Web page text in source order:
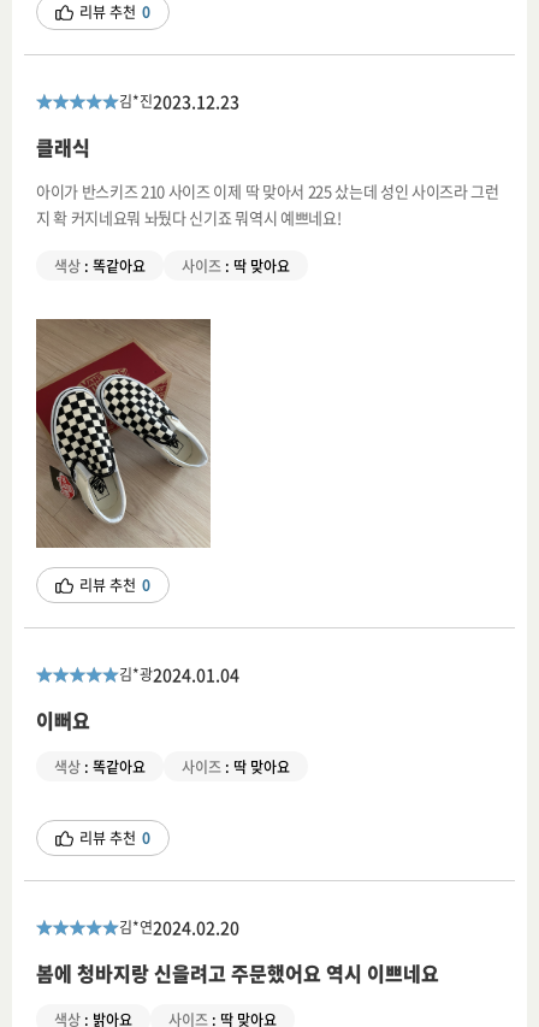
리뷰 추천 0
김*진2023.12.23
클래식
아이가 반스키즈 210 사이즈 이제 딱 맞아서 225 샀는데 성인 사이즈라 그런
지 확 커지네요뭐 놔뒀다 신기죠 뭐역시 예쁘네요!
색상 : 똑같아요 사이즈 : 딱 맞아요
리뷰 추천 0
김*광2024.01.04
이뻐요
색상 : 똑같아요 사이즈 : 딱 맞아요
리뷰 추천 0
김*연2024.02.20
봄에 청바지랑 신을려고 주문했어요 역시 이쁘네요
색상 : 밝아요 사이즈 : 딱 맞아요